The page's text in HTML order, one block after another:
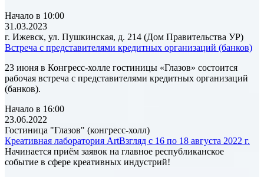
Начало в 10:00
31.03.2023
г. Ижевск, ул. Пушкинская, д. 214 (Дом Правительства УР)
Встреча с представителями кредитных организаций (банков)
23 июня в Конгресс-холле гостиницы «Глазов» состоится
рабочая встреча с представителями кредитных организаций
(банков).
Начало в 16:00
23.06.2022
Гостиница "Глазов" (конгресс-холл)
Креативная лаборатория ArtВзгляд с 16 по 18 августа 2022 г.
Начинается приём заявок на главное республиканское
событие в сфере креативных индустрий!